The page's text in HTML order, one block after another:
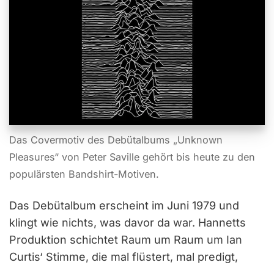
Das Covermotiv des Debütalbums „Unknown
Pleasures“ von Peter Saville gehört bis heute zu den
populärsten Bandshirt-Motiven.
Das Debütalbum erscheint im Juni 1979 und
klingt wie nichts, was davor da war. Hannetts
Produktion schichtet Raum um Raum um Ian
Curtis‘ Stimme, die mal flüstert, mal predigt,